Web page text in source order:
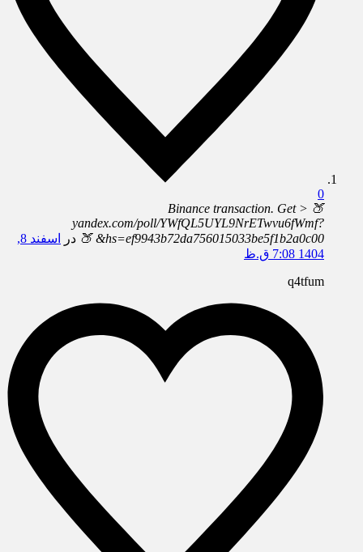
0
🍑 Binance transaction. Get >
yandex.com/poll/YWfQL5UYL9NrETwvu6fWmf?
hs=ef9943b72da756015033be5f1b2a0c00& 🍑
در
اسفند 8,
1404 7:08 ق.ظ
q4tfum